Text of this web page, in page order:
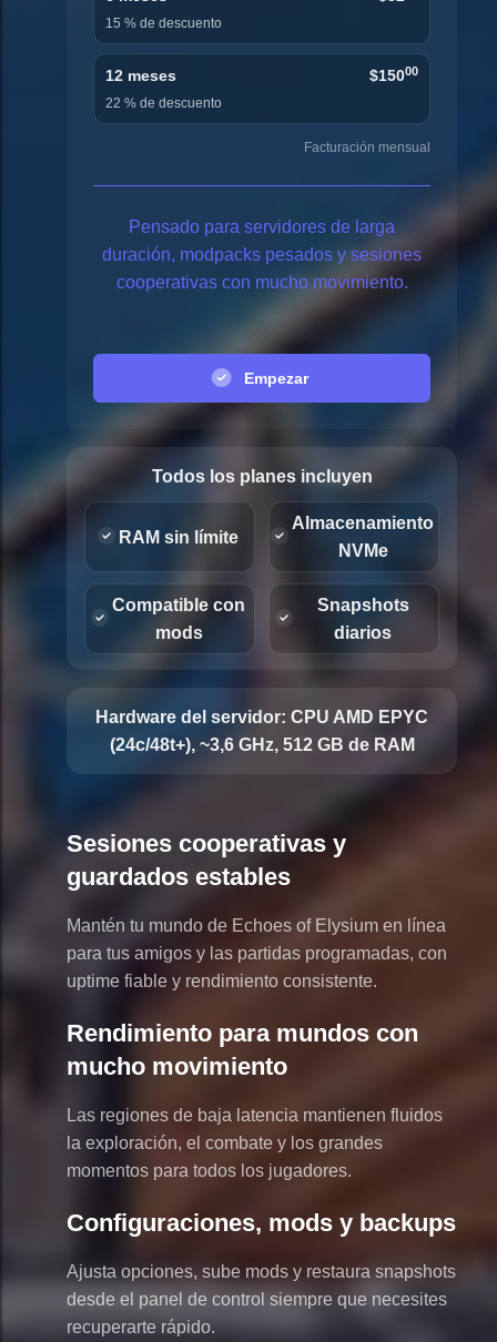
15 % de descuento
12 meses $15000
22 % de descuento
Facturación mensual
Pensado para servidores de larga
duración, modpacks pesados y sesiones
cooperativas con mucho movimiento.
Empezar
Todos los planes incluyen
RAM sin límite
Almacenamiento
NVMe
Compatible con
mods
Snapshots
diarios
Hardware del servidor: CPU AMD EPYC
(24c/48t+), ~3,6 GHz, 512 GB de RAM
Sesiones cooperativas y
guardados estables
Mantén tu mundo de Echoes of Elysium en línea
para tus amigos y las partidas programadas, con
uptime fiable y rendimiento consistente.
Rendimiento para mundos con
mucho movimiento
Las regiones de baja latencia mantienen fluidos
la exploración, el combate y los grandes
momentos para todos los jugadores.
Configuraciones, mods y backups
Ajusta opciones, sube mods y restaura snapshots
desde el panel de control siempre que necesites
recuperarte rápido.